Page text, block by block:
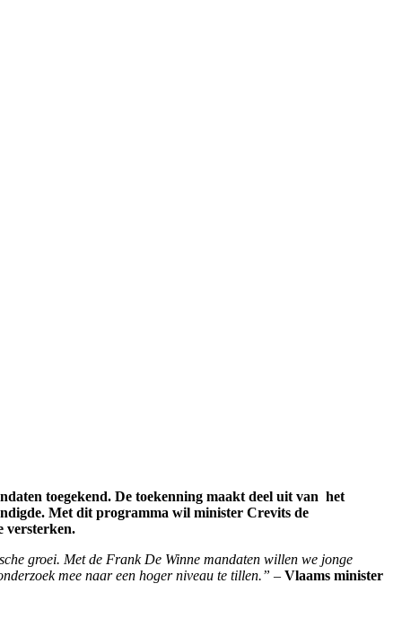
toegekend. De toekenning maakt deel uit van het
Met dit programma wil minister Crevits de
versterken.
groei. Met de Frank De Winne mandaten willen we jonge
mee naar een hoger niveau te tillen.” – Vlaams minister